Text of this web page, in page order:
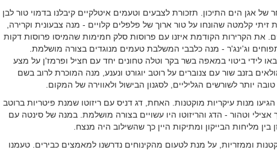
של אגן הים התיכון. תזכורת לצבעים וטעמים איטלקיים קיבלנו בדמוי טור לבן
זיתי קלמטה שהונחו על טור ארוך של פלפלים קלויים - מנה צבעונית וקרירה,
את הקרירות הקודמת איזנו עם פרוסות סלק חמימות שהמיסו פרוסות דקות
וג'ינג'ר - מנה כלבבי המשלבת טעמים מנוגדים בצורה מושלמת.
לידי ביטוי במאפה בשר בקר וטלה טחונים יחד עם חציל ופרמז'ן על מצע
בזנב שור עם צנוברים על רוטב יוגורט ונענע, מנה המוכרת לרוב בשם
יותר לשורשים הגליליים, לסגנון הבישול ולאווירה של המקום.
מנות עיקריות מוקטנות. האחת, דג דניס עם ריזוטו שמנת פיטריות ברוטב
וטהור - הדג והריזוטו היו עשויים בצורה מושלמת. במנה של סינטה עם
בין מליחות הבייקון ומתיקות היין כך שהשילוב היה מנצח.
וממזריות, על מנת לטעום מהקינוחים נדרשנו למאמצים כבירים. טעמנו